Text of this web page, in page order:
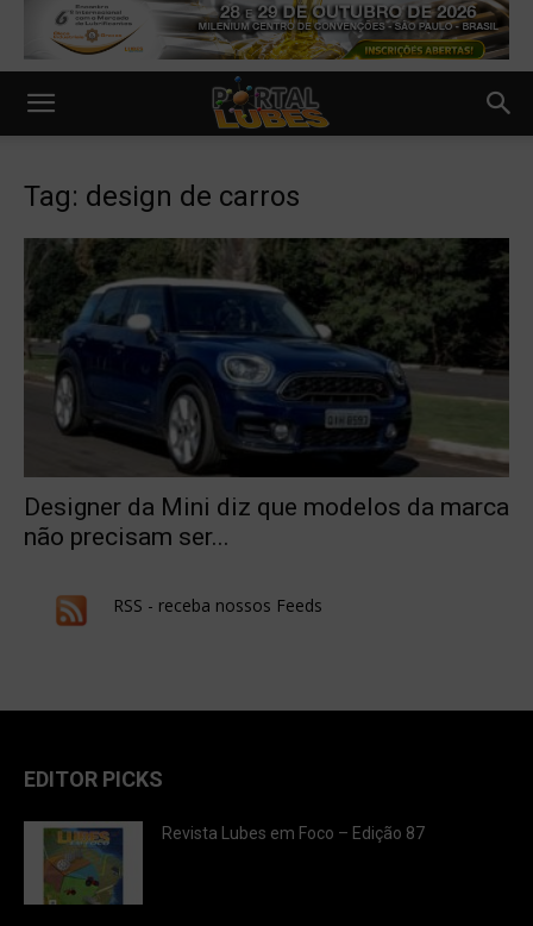
Tag: design de carros
Designer da Mini diz que modelos da marca
não precisam ser...
RSS - receba nossos Feeds
EDITOR PICKS
Revista Lubes em Foco – Edição 87